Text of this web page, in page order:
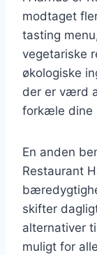
modtaget
tasting
vegetariske
økologiske
der er værd
forkæle dine
En anden
Restaurant
skifter
alternativer
muligt for